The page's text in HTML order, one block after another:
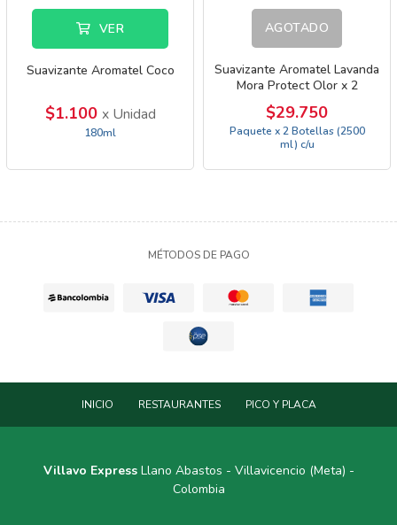
VER
Suavizante Aromatel Coco
$1.100 x Unidad
180ml
AGOTADO
Suavizante Aromatel Lavanda
Mora Protect Olor x 2
$29.750
Paquete x 2 Botellas (2500
ml) c/u
MÉTODOS DE PAGO
INICIO RESTAURANTES PICO Y PLACA
Villavo ExpressLlano Abastos - Villavicencio (Meta) -
Colombia